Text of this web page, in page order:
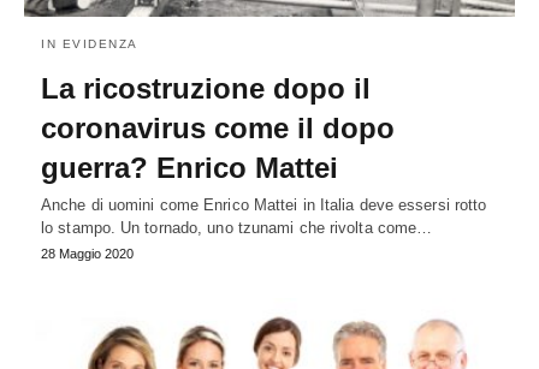
IN EVIDENZA
La ricostruzione dopo il
coronavirus come il dopo
guerra? Enrico Mattei
Anche di uomini come Enrico Mattei in Italia deve essersi rotto
lo stampo. Un tornado, uno tzunami che rivolta come…
28 Maggio 2020